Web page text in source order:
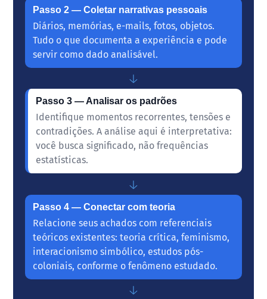
Passo 2 — Coletar narrativas pessoais
Diários, memórias, e-mails, fotos, objetos.
Tudo o que documenta a experiência e pode
servir como dado analisável.
↓
Passo 3 — Analisar os padrões
Identifique momentos recorrentes, tensões e
contradições. A análise aqui é interpretativa:
você busca significado, não frequências
estatísticas.
↓
Passo 4 — Conectar com teoria
Relacione seus achados com referenciais
teóricos existentes: teoria crítica, feminismo,
interacionismo simbólico, estudos pós-
coloniais, conforme o fenômeno estudado.
↓